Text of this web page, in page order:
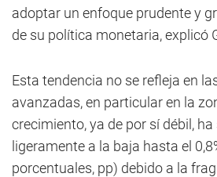
adoptar un enfoque prudente y
de su política monetaria, explicó
Esta tendencia no se refleja en
avanzadas, en particular en la
crecimiento, ya de por sí débil,
ligeramente a la baja hasta el
porcentuales, pp) debido a la